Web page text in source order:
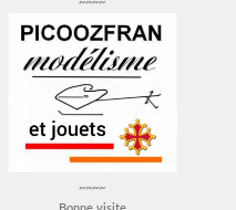
~~~~